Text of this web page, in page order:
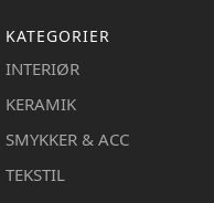
KATEGORIER
INTERIØR
KERAMIK
SMYKKER & ACC
TEKSTIL